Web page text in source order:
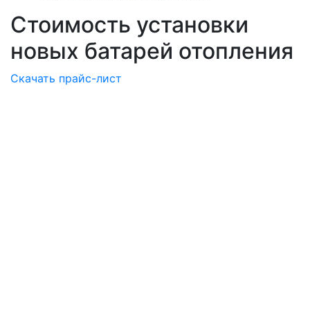
Стоимость установки
новых батарей отопления
Скачать прайс-лист